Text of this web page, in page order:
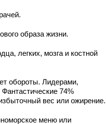
образа жизни.
легких, мозга и костной
обороты. Лидерами,
74%
вес или ожирение.
меню или